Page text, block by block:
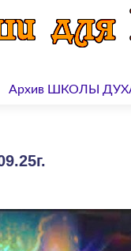
Архив ШКОЛЫ